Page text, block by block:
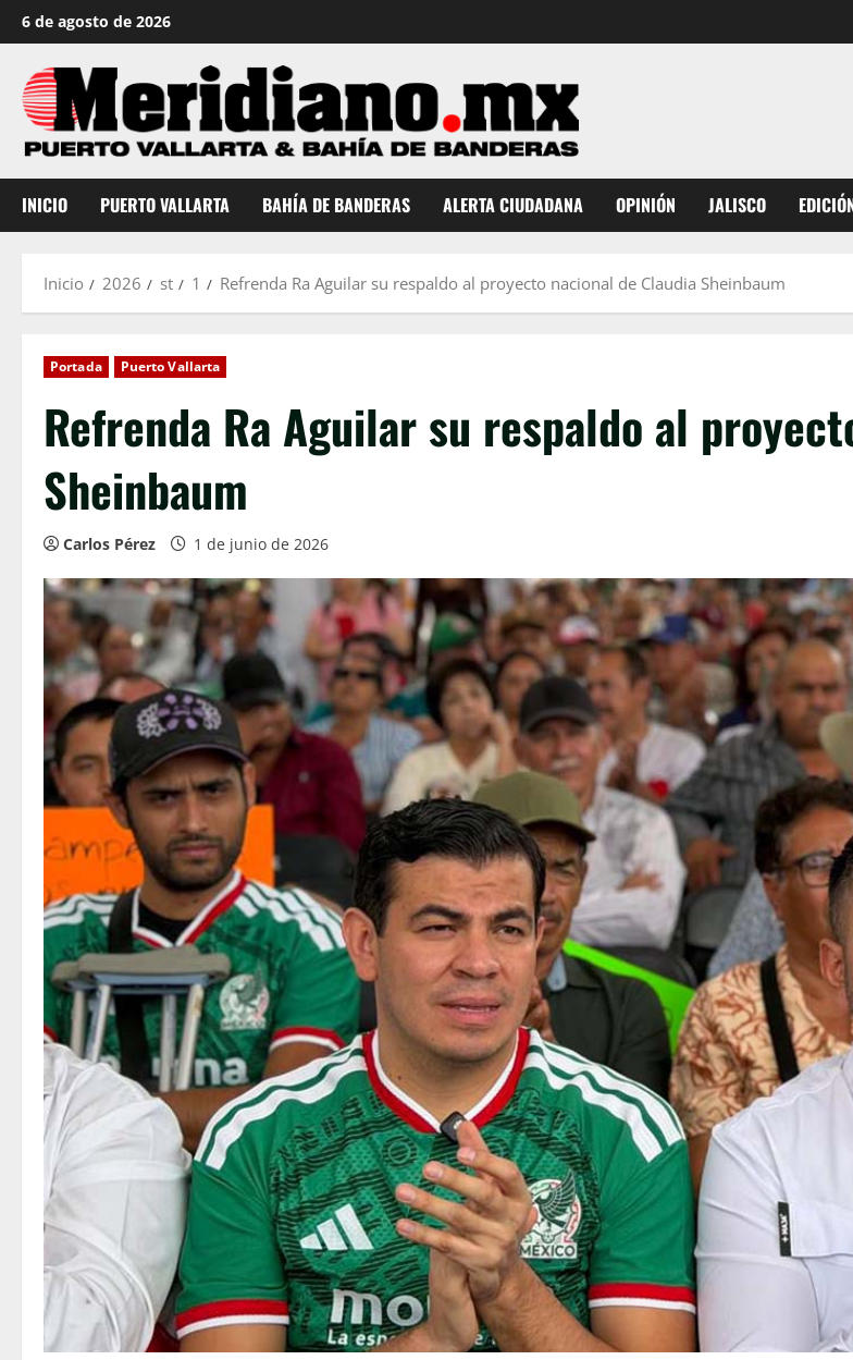
Saltar
al
contenido
6 de agosto de 2026
INICIO PUERTO VALLARTA BAHÍA DE BANDERAS ALERTA CIUDADANA OPINIÓN JALISCO
Inicio 2026 st 1 Refrenda Ra Aguilar su respaldo al proyecto nacional de Claudia Sheinbaum
Portada Puerto Vallarta
Refrenda Ra Aguilar su respaldo al
Sheinbaum
Carlos Pérez 1 de junio de 2026